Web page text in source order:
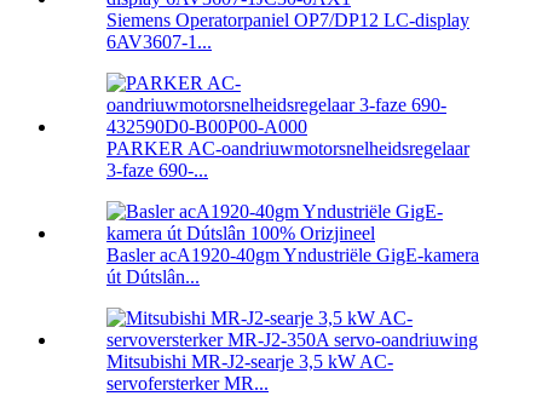
Siemens Operatorpaniel OP7/DP12 LC-display
6AV3607-1...
PARKER AC-oandriuwmotorsnelheidsregelaar
3-faze 690-...
Basler acA1920-40gm Yndustriële GigE-kamera
út Dútslân...
Mitsubishi MR-J2-searje 3,5 kW AC-
servofersterker MR...